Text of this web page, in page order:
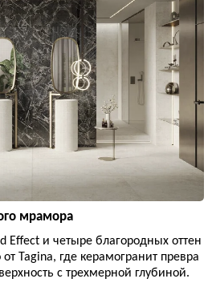
мрамора
Effect и четыре благородных оттен
Tagina, где керамогранит превра
с трехмерной глубиной.